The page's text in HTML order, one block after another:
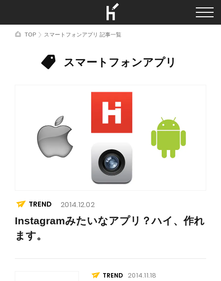
スマートフォンアプリ
TOP スマートフォンアプリ 記事一覧
TREND 2014.12.02
Instagramみたいなアプリ？ハイ、作れ
ます。
TREND 2014.11.18